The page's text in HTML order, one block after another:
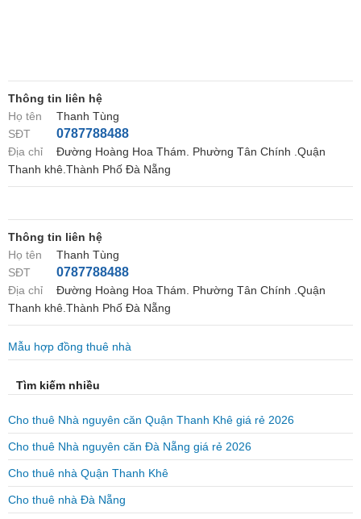
Thông tin liên hệ
Họ tên
Thanh Tùng
SĐT
0787788488
Địa chỉ
Đường Hoàng Hoa Thám. Phường Tân Chính .Quận
Thanh khê.Thành Phố Đà Nẵng
Thông tin liên hệ
Họ tên
Thanh Tùng
SĐT
0787788488
Địa chỉ
Đường Hoàng Hoa Thám. Phường Tân Chính .Quận
Thanh khê.Thành Phố Đà Nẵng
Mẫu hợp đồng thuê nhà
Tìm kiếm nhiều
Cho thuê Nhà nguyên căn Quận Thanh Khê giá rẻ 2026
Cho thuê Nhà nguyên căn Đà Nẵng giá rẻ 2026
Cho thuê nhà Quận Thanh Khê
Cho thuê nhà Đà Nẵng